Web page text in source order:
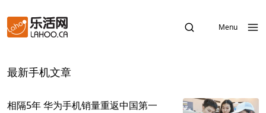
Menu
最新手机文章
相隔5年 华为手机销量重返中国第一